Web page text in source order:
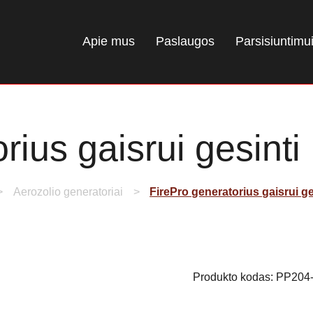
Apie mus Paslaugos Parsisiuntimui
gaisrui gesinti
Aerozolio generatoriai FirePro generatorius gaisrui
Produkto kodas: